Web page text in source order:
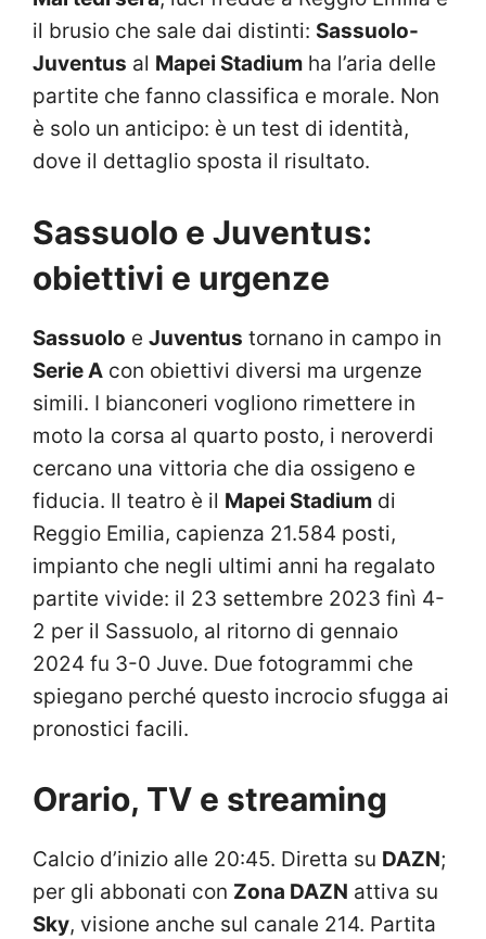
il brusio che sale dai distinti: Sassuolo-
Juventus al Mapei Stadium ha l’aria delle
partite che fanno classifica e morale. Non
è solo un anticipo: è un test di identità,
dove il dettaglio sposta il risultato.
Sassuolo e Juventus:
obiettivi e urgenze
Sassuolo e Juventus tornano in campo in
Serie A con obiettivi diversi ma urgenze
simili. I bianconeri vogliono rimettere in
moto la corsa al quarto posto, i neroverdi
cercano una vittoria che dia ossigeno e
fiducia. Il teatro è il Mapei Stadium di
Reggio Emilia, capienza 21.584 posti,
impianto che negli ultimi anni ha regalato
partite vivide: il 23 settembre 2023 finì 4-
2 per il Sassuolo, al ritorno di gennaio
2024 fu 3-0 Juve. Due fotogrammi che
spiegano perché questo incrocio sfugga ai
pronostici facili.
Orario, TV e streaming
Calcio d’inizio alle 20:45. Diretta su DAZN;
per gli abbonati con Zona DAZN attiva su
Sky, visione anche sul canale 214. Partita